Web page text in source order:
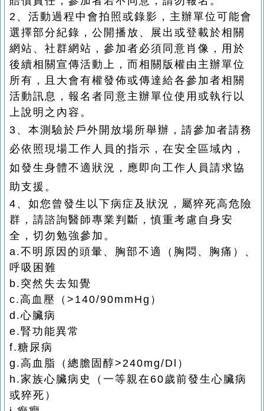
2、活動過程中會拍照或錄影，主辦單位可能會
選擇部分紀錄，公開播放、展出或登載於相關
網站、社群網站，參加者必須同意肖像，用於
後續相關宣傳活動上，而相關版權由主辦單位
所有，且大會有權發佈或傳達給各參加者相關
活動訊息，報名者同意主辦單位使用或執行以
上說明之內容。
3、 本測驗於戶外開放場所舉辦，請參加者請務
必依照現場工作人員的指示，在安全區域內，
如發生身體不適狀況，應即向工作人員請求協
助支援。
4、如您曾發生以下病症及狀況，屬猝死高危險
群，請諮詢醫師專業判斷，慎重考慮自身安
全，切勿勉強參加。
a.不明原因的頭暈、胸部不適（胸悶、胸痛）、
呼吸困難
b.突然失去知覺
c.高血壓（>140/90mmHg）
d.心臟病
e.腎功能異常
f.糖尿病
g.高血脂（總膽固醇>240mg/Dl）
h.家族心臟病史（一等親在60歲前發生心臟病
或猝死）